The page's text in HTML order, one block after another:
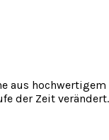
aus
der Zeit